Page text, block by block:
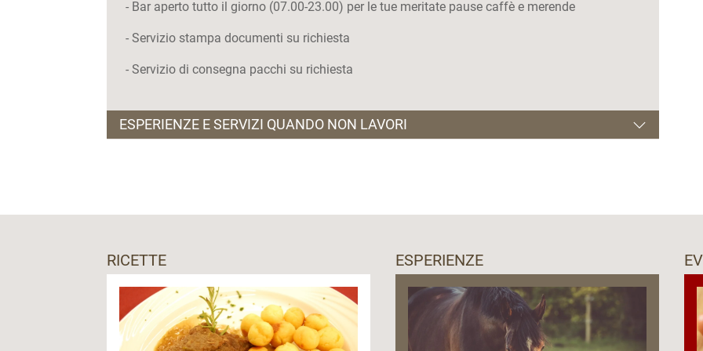
- Bar aperto tutto il giorno (07.00-23.00) per le tue meritate pause caffè e merende
- Servizio stampa documenti su richiesta
- Servizio di consegna pacchi su richiesta
ESPERIENZE E SERVIZI QUANDO NON LAVORI
pesca in possesso di licenza, è possibile pescare
per un breve break consigliamo: la
Conca del Fuciade
- Per il tuo momento di benessere ti consigliamo il Percorso Kneipp in Loc. Fango
- Approfitta di tutte le attività estive della Ski Area San Pellegrino
RICETTE ESPERIENZE